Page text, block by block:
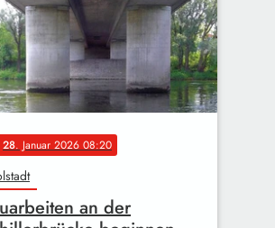
28. Januar 2026 08:20
an der